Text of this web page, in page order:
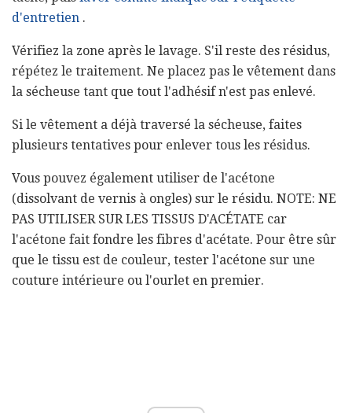
d'entretien .
Vérifiez la zone après le lavage. S'il reste des résidus,
répétez le traitement. Ne placez pas le vêtement dans
la sécheuse tant que tout l'adhésif n'est pas enlevé.
Si le vêtement a déjà traversé la sécheuse, faites
plusieurs tentatives pour enlever tous les résidus.
Vous pouvez également utiliser de l'acétone
(dissolvant de vernis à ongles) sur le résidu. NOTE: NE
PAS UTILISER SUR LES TISSUS D'ACÉTATE car
l'acétone fait fondre les fibres d'acétate. Pour être sûr
que le tissu est de couleur, tester l'acétone sur une
couture intérieure ou l'ourlet en premier.